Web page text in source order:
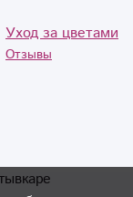
Уход за цветами
Отзывы